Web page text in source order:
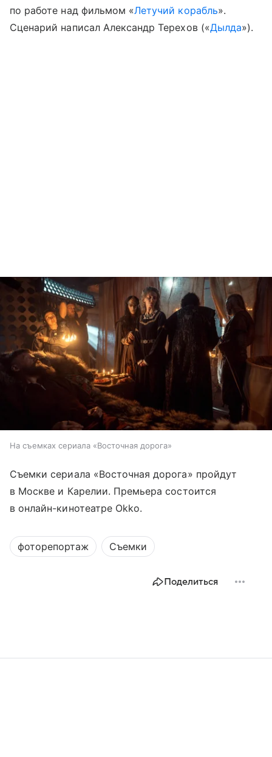
по работе над фильмом «Летучий корабль».
Сценарий написал Александр Терехов («Дылда»).
На съемках сериала «Восточная дорога»
Съемки сериала «Восточная дорога» пройдут
в Москве и Карелии. Премьера состоится
в онлайн-кинотеатре Okko.
фоторепортаж Съемки
Поделиться